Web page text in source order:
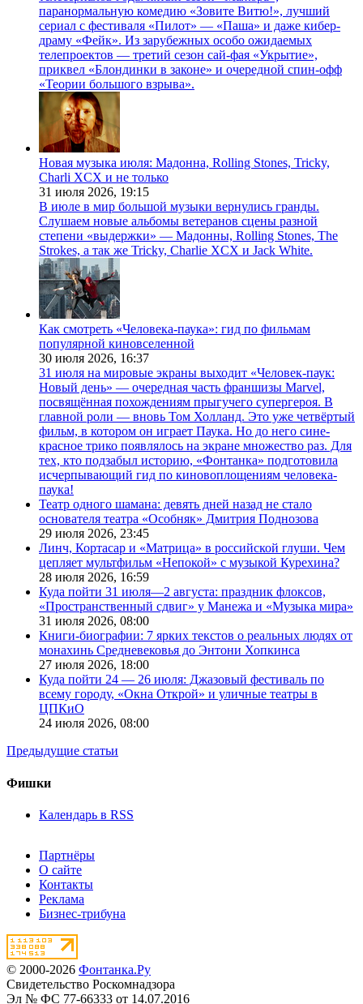
паранормальную комедию «Зовите Витю!», лучший
сериал с фестиваля «Пилот» — «Паша» и даже кибер-
драму «Фейк». Из зарубежных особо ожидаемых
телепроектов — третий сезон сай-фая «Укрытие»,
приквел «Блондинки в законе» и очередной спин-офф
«Теории большого взрыва».
Новая музыка июля: Мадонна, Rolling Stones, Tricky,
Charli XCX и не только
31 июля 2026, 19:15
В июле в мир большой музыки вернулись гранды.
Слушаем новые альбомы ветеранов сцены разной
степени «выдержки» — Мадонны, Rolling Stones, The
Strokes, а так же Tricky, Charlie XCX и Jack White.
Как смотреть «Человека-паука»: гид по фильмам
популярной киновселенной
30 июля 2026, 16:37
31 июля на мировые экраны выходит «Человек-паук:
Новый день» — очередная часть франшизы Marvel,
посвящённая похождениям прыгучего супергероя. В
главной роли — вновь Том Холланд. Это уже четвёртый
фильм, в котором он играет Паука. Но до него сине-
красное трико появлялось на экране множество раз. Для
тех, кто подзабыл историю, «Фонтанка» подготовила
исчерпывающий гид по киновоплощениям человека-
паука!
Театр одного шамана: девять дней назад не стало
основателя театра «Особняк» Дмитрия Поднозова
29 июля 2026, 23:45
Линч, Кортасар и «Матрица» в российской глуши. Чем
цепляет мультфильм «Непокой» с музыкой Курехина?
28 июля 2026, 16:59
Куда пойти 31 июля—2 августа: праздник флоксов,
«Пространственный сдвиг» у Манежа и «Музыка мира»
31 июля 2026, 08:00
Книги-биографии: 7 ярких текстов о реальных людях от
монахинь Средневековья до Энтони Хопкинса
27 июля 2026, 18:00
Куда пойти 24 — 26 июля: Джазовый фестиваль по
всему городу, «Окна Открой» и уличные театры в
ЦПКиО
24 июля 2026, 08:00
Предыдущие статьи
Фишки
Календарь в RSS
Партнёры
О сайте
Контакты
Реклама
Бизнес-трибуна
© 2000-2026 Фонтанка.Ру
Свидетельство Роскомнадзора
Эл № ФС 77-66333 от 14.07.2016